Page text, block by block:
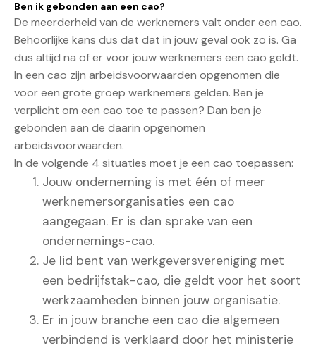
Ben ik gebonden aan een cao?
De meerderheid van de werknemers valt onder een cao.
Behoorlijke kans dus dat dat in jouw geval ook zo is. Ga
dus altijd na of er voor jouw werknemers een cao geldt.
In een cao zijn arbeidsvoorwaarden opgenomen die
voor een grote groep werknemers gelden. Ben je
verplicht om een cao toe te passen? Dan ben je
gebonden aan de daarin opgenomen
arbeidsvoorwaarden.
In de volgende 4 situaties moet je een cao toepassen:
Jouw onderneming is met één of meer
werknemersorganisaties een cao
aangegaan. Er is dan sprake van een
ondernemings-cao.
Je lid bent van werkgeversvereniging met
een bedrijfstak-cao, die geldt voor het soort
werkzaamheden binnen jouw organisatie.
Er in jouw branche een cao die algemeen
verbindend is verklaard door het ministerie